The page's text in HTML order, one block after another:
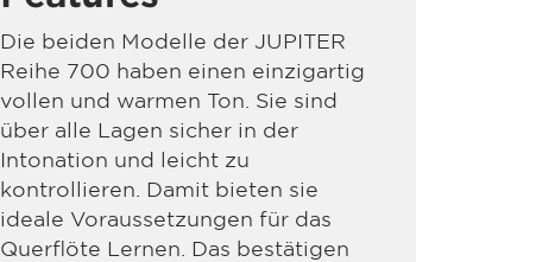
Die beiden Modelle der JUPITER
Reihe 700 haben einen einzigartig
vollen und warmen Ton. Sie sind
über alle Lagen sicher in der
Intonation und leicht zu
kontrollieren. Damit bieten sie
ideale Voraussetzungen für das
Querflöte Lernen. Das bestätigen